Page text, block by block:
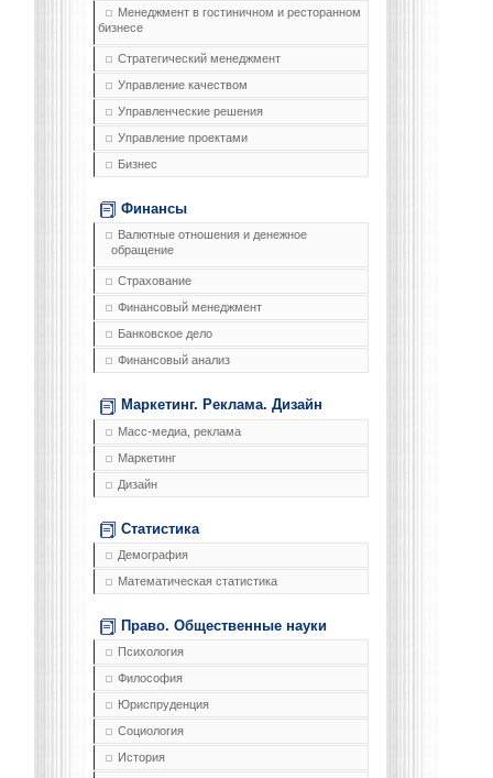
Менеджмент в гостиничном и ресторанном
бизнесе
Стратегический менеджмент
Управление качеством
Управленческие решения
Управление проектами
Бизнес
Финансы
Валютные отношения и денежное
обращение
Страхование
Финансовый менеджмент
Банковское дело
Финансовый анализ
Маркетинг. Реклама. Дизайн
Масс-медиа, реклама
Маркетинг
Дизайн
Статистика
Демография
Математическая статистика
Право. Общественные науки
Психология
Философия
Юриспруденция
Социология
История